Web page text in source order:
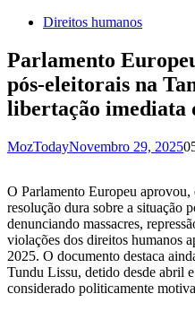
Direitos humanos
Parlamento
pós-eleitorais na
libertação imediata
MozTodayNovembro 29, 20250
O Parlamento Europeu
resolução dura sobre a situação
denunciando massacres,
violações dos direitos humanos
2025. O documento destaca
Tundu Lissu, detido desde abril
considerado politicamente